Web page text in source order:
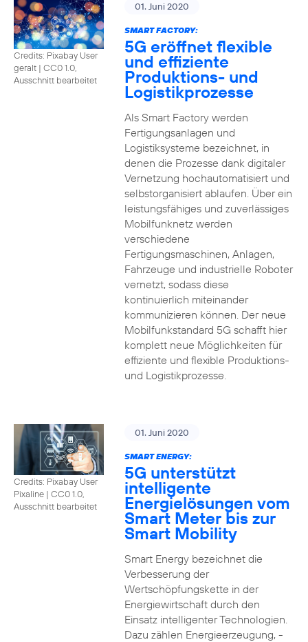
Credits: Pixabay User
geralt | CC0 1.0,
Ausschnitt bearbeitet
01. Juni 2020
SMART FACTORY:
5G eröffnet flexible
und effiziente
Produktions- und
Logistikprozesse
Als Smart Factory werden
Fertigungsanlagen und
Logistiksysteme bezeichnet, in
denen die Prozesse dank digitaler
Vernetzung hochautomatisiert und
selbstorganisiert ablaufen. Über ein
leistungsfähiges und zuverlässiges
Mobilfunknetz werden
verschiedene
Fertigungsmaschinen, Anlagen,
Fahrzeuge und industrielle Roboter
vernetzt, sodass diese
kontinuierlich miteinander
kommunizieren können. Der neue
Mobilfunkstandard 5G schafft hier
komplett neue Möglichkeiten für
effiziente und flexible Produktions-
und Logistikprozesse.
Credits: Pixabay User
Pixaline | CC0 1.0,
Ausschnitt bearbeitet
01. Juni 2020
SMART ENERGY:
5G unterstützt
intelligente
Energielösungen vom
Smart Meter bis zur
Smart Mobility
Smart Energy bezeichnet die
Verbesserung der
Wertschöpfungskette in der
Energiewirtschaft durch den
Einsatz intelligenter Technologien.
Dazu zählen Energieerzeugung, -